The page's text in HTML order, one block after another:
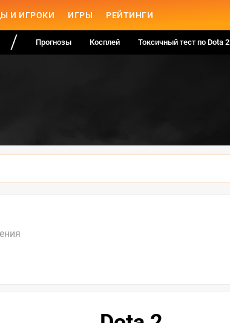
И ИГРОКИ ИГРЫ РЕЙТИНГИ
Прогнозы Косплей Токсичный тест по Dota 2